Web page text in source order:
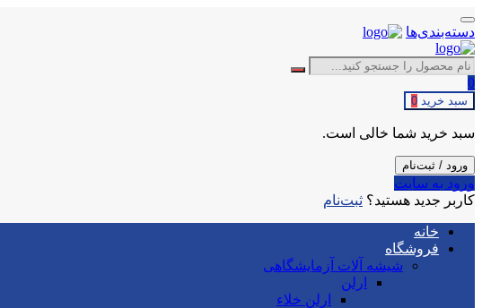
دسته‌بندی‌ها
0
سبد خرید 0
سبد خرید شما خالی است.
ورود / ثبت‌نام
ورود به سایت
کاربر جدید هستید؟ ثبت‌نام
خانه
فروشگاه
شیشه آلات آزمایشگاهی
ارلن
ارلن خلاء